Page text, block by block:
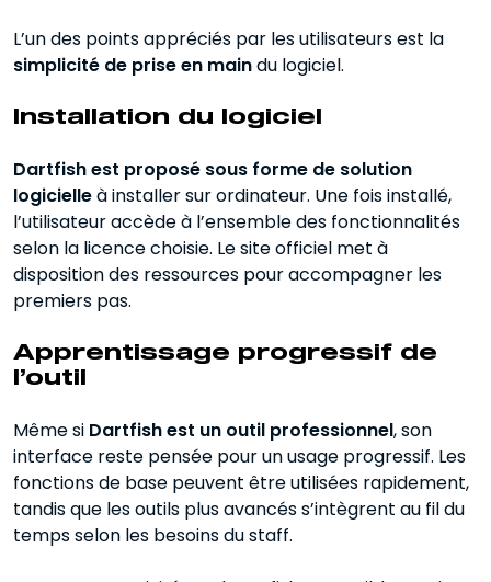
L’un des points appréciés par les utilisateurs est la
simplicité de prise en maindu logiciel.
Installation du logiciel
Dartfish est proposé sous forme de solution
logicielleà installer sur ordinateur. Une fois installé,
l’utilisateur accède à l’ensemble des fonctionnalités
selon la licence choisie. Le site officiel met à
disposition des ressources pour accompagner les
premiers pas.
Apprentissage progressif de
l’outil
Même si Dartfish est un outil professionnel, son
interface reste pensée pour un usage progressif. Les
fonctions de base peuvent être utilisées rapidement,
tandis que les outils plus avancés s’intègrent au fil du
temps selon les besoins du staff.